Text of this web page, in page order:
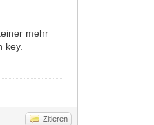
mehr
key.
Zitieren